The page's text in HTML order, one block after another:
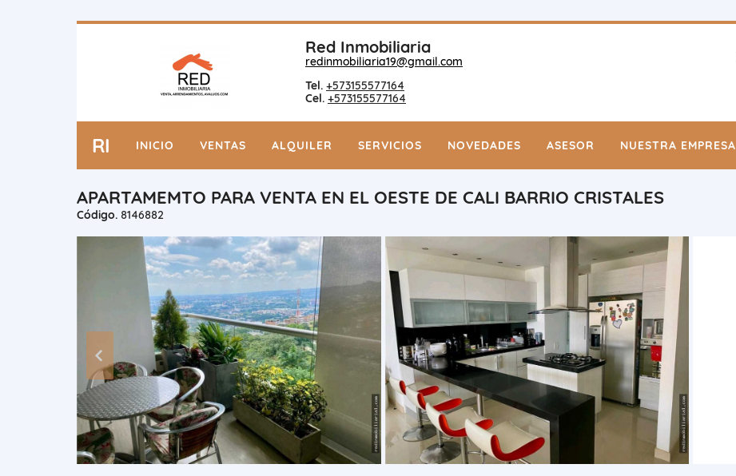
Red Inmobiliaria
redinmobiliaria19@gmail.com
Tel. +573155577164
Cel. +573155577164
RI INICIO VENTAS ALQUILER SERVICIOS NOVEDADES ASESOR NUESTRA EMPRESA
APARTAMEMTO PARA VENTA EN EL OESTE DE CALI BARRIO CRISTALES
Código. 8146882